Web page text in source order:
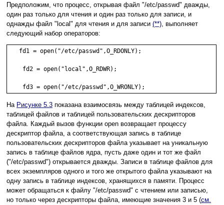
Предположим, что процесс, открывая файл "/etc/passwd" дважды,
один раз только для чтения и один раз только для записи, и
однажды файл "local" для чтения и для записи (**), выполняет
следующий набор операторов:
   fd1 = open("/etc/passwd",O_RDONLY);
    fd2 = open("local",O_RDWR);
    fd3 = open("/etc/passwd",O_WRONLY);
На Рисунке 5.3 показана взаимосвязь между таблицей индексов,
таблицей файлов и таблицей пользовательских дескрипторов
файла. Каждый вызов функции open возвращает процессу
дескриптор файла, а соответствующая запись в таблице
пользовательских дескрипторов файла указывает на уникальную
запись в таблице файлов ядра, пусть даже один и тот же файл
("/etc/passwd") открывается дважды. Записи в таблице файлов для
всех экземпляров одного и того же открытого файла указывают на
одну запись в таблице индексов, хранящихся в памяти. Процесс
может обращаться к файлу "/etc/passwd" с чтением или записью,
но только через дескрипторы файла, имеющие значения 3 и 5 (см.